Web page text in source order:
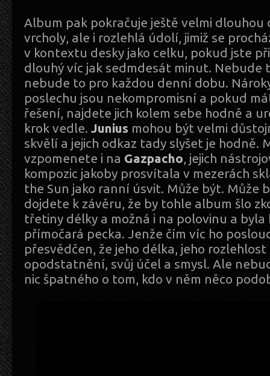
Album pak pokračuje ještě velmi dlouhou
vrcholy, ale i rozlehlá údolí, jimiž se
v kontextu desky jako celku, pokud jste
dlouhý víc jak sedmdesát minut. Nebude
nebude to pro každou denní dobu.
poslechu jsou nekompromisní a pokud
řešení, najdete jich kolem sebe hodně a
krok vedle. Junius mohou být velmi
skvělí a jejich odkaz tady slyšet je hodně.
vzpomenete i na Gazpacho, jejich
kompozic jakoby prosvítala v mezerách
the Sun jako ranní úsvit. Může být. Může
dojdete k závěru, že by tohle album šlo
třetiny délky a možná i na polovinu a byla
přímočará pecka. Jenže čím víc ho
přesvědčen, že jeho délka, jeho
opodstatnění, svůj účel a smysl. Ale
nic špatného o tom, kdo v něm něco